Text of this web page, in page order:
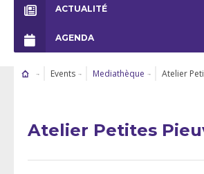
ACTUALITÉ
AGENDA
Events Mediathèque Atelier
Atelier Petites